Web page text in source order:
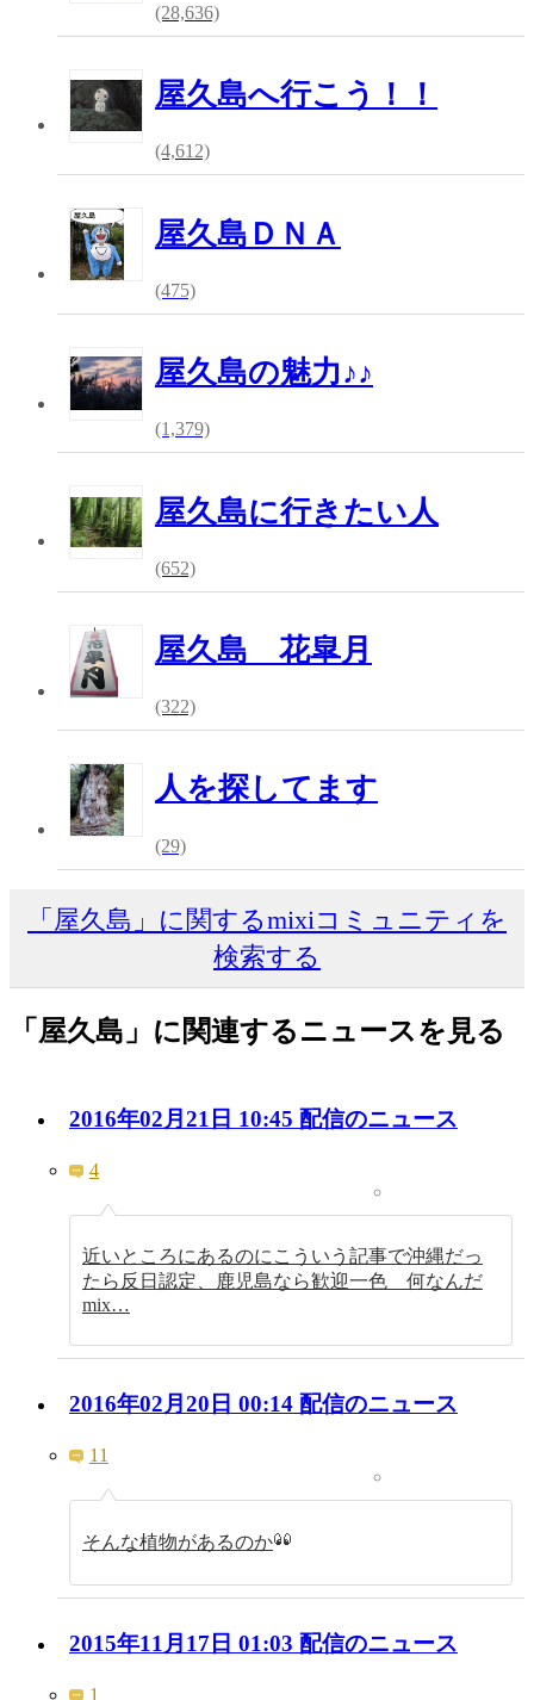
(28,636)
屋久島へ行こう！！
(4,612)
屋久島ＤＮＡ
(475)
屋久島の魅力♪♪
(1,379)
屋久島に行きたい人
(652)
屋久島 花皐月
(322)
人を探してます
(29)
「屋久島」に関するmixiコミュニティを
検索する
「屋久島」に関連するニュースを見る
2016年02月21日 10:45 配信のニュース
4
近いところにあるのにこういう記事で沖縄だっ
たら反日認定、鹿児島なら歓迎一色 何なんだ
mix…
2016年02月20日 00:14 配信のニュース
11
そんな植物があるのか
2015年11月17日 01:03 配信のニュース
1